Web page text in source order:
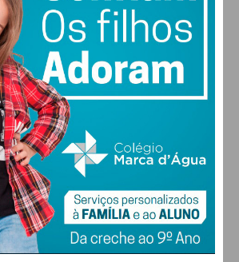
DOM SEG TER
ALTERAR
SERVIÇO EM PAÇOS DE